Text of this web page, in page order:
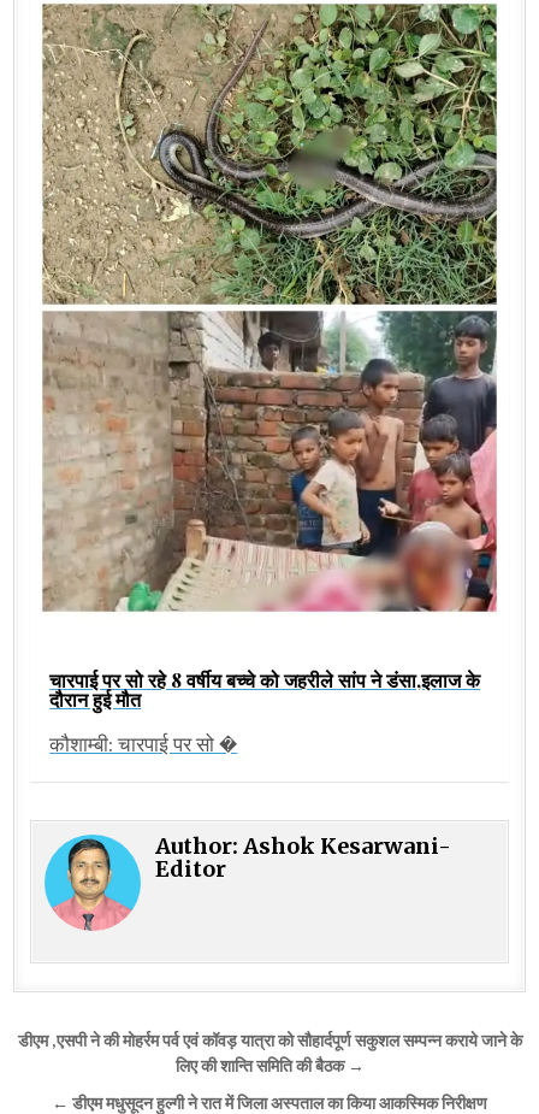
चारपाई पर सो रहे 8 वर्षीय बच्चे को जहरीले सांप ने डंसा,इलाज के
दौरान हुई मौत
कौशाम्बी: चारपाई पर सो �
Author:Ashok Kesarwani-
Editor
Post
navigation
डीएम ,एसपी ने की मोहर्रम पर्व एवं कॉवड़ यात्रा को सौहार्दपूर्ण सकुशल सम्पन्न कराये जाने के
लिए की शान्ति समिति की बैठक →
← डीएम मधुसूदन हुल्गी ने रात में जिला अस्पताल का किया आकस्मिक निरीक्षण